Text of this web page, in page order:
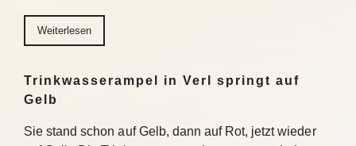
Weiterlesen
Trinkwasserampel in Verl springt auf
Gelb
Sie stand schon auf Gelb, dann auf Rot, jetzt wieder